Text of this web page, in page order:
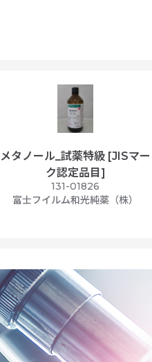
メタノール_試薬特級 [JISマー
ク認定品目]
131-01826
富士フイルム和光純薬（株）